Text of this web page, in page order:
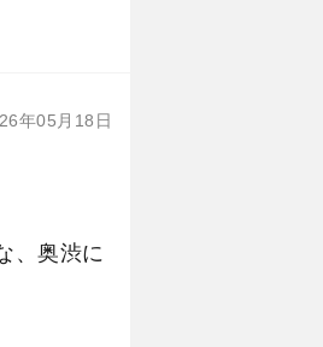
年05月18日
、奥渋に